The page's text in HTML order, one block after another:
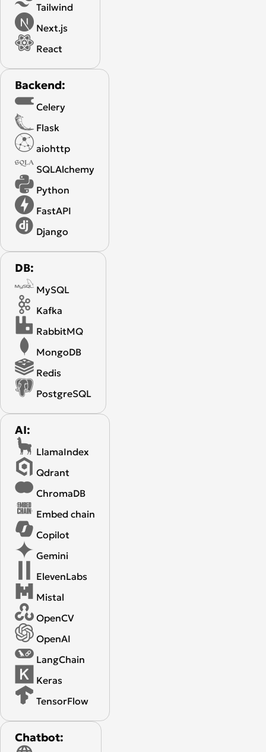
Tailwind
Next.js
React
Backend:
Celery
Flask
aiohttp
SQLAlchemy
Python
FastAPI
Django
DB:
MySQL
Kafka
RabbitMQ
MongoDB
Redis
PostgreSQL
AI:
LlamaIndex
Qdrant
ChromaDB
Embed chain
Copilot
Gemini
ElevenLabs
Mistal
OpenCV
OpenAI
LangChain
Keras
TensorFlow
Chatbot: